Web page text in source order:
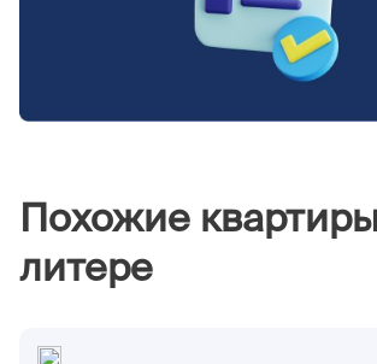
Похожие
литере